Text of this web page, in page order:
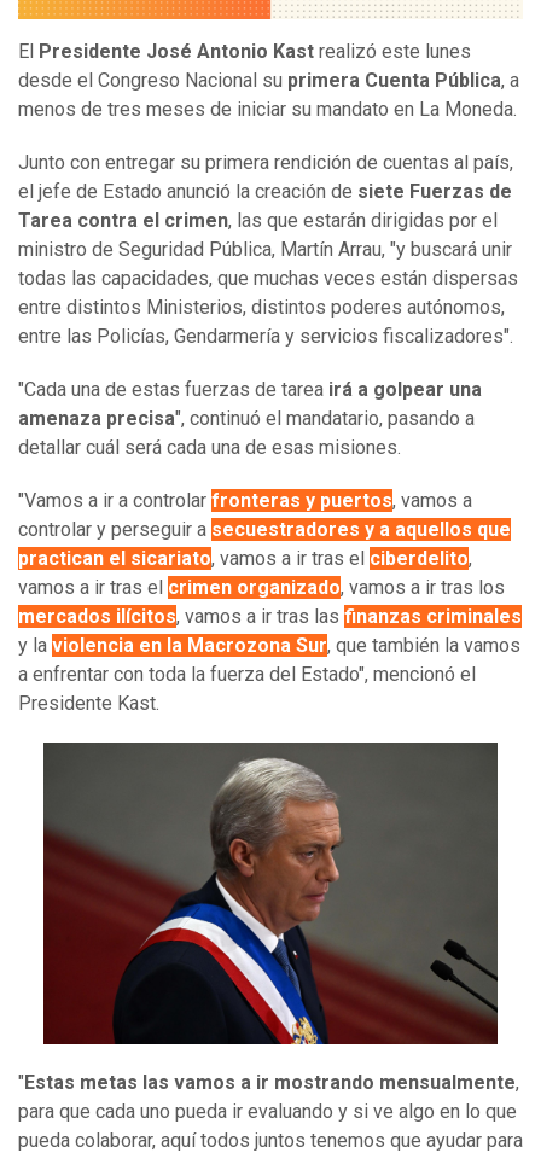
El Presidente José Antonio Kast realizó este lunes
desde el Congreso Nacional su primera Cuenta Pública, a
menos de tres meses de iniciar su mandato en La Moneda.
Junto con entregar su primera rendición de cuentas al país,
el jefe de Estado anunció la creación de siete Fuerzas de
Tarea contra el crimen, las que estarán dirigidas por el
ministro de Seguridad Pública, Martín Arrau, "y buscará unir
todas las capacidades, que muchas veces están dispersas
entre distintos Ministerios, distintos poderes autónomos,
entre las Policías, Gendarmería y servicios fiscalizadores".
"Cada una de estas fuerzas de tarea irá a golpear una
amenaza precisa", continuó el mandatario, pasando a
detallar cuál será cada una de esas misiones.
"Vamos a ir a controlar fronteras y puertos, vamos a
controlar y perseguir a secuestradores y a aquellos que
practican el sicariato, vamos a ir tras el ciberdelito,
vamos a ir tras el crimen organizado, vamos a ir tras los
mercados ilícitos, vamos a ir tras las finanzas criminales
y la violencia en la Macrozona Sur, que también la vamos
a enfrentar con toda la fuerza del Estado", mencionó el
Presidente Kast.
"Estas metas las vamos a ir mostrando mensualmente,
para que cada uno pueda ir evaluando y si ve algo en lo que
pueda colaborar, aquí todos juntos tenemos que ayudar para